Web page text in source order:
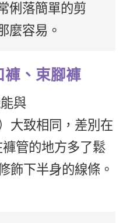
俐落簡單的剪
麼容易。
、束腳褲
與
大致相同，差別在
管的地方多了鬆
飾下半身的線條。